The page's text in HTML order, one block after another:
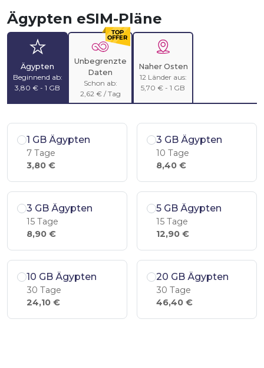
Ägypten eSIM-Pläne
Ägypten
Beginnend ab:
3,80 € - 1 GB
Unbegrenzte
Daten
Schon ab:
2,62 € / Tag
Naher Osten
12 Länder aus:
5,70 € - 1 GB
1 GB Ägypten
7 Tage
3,80 €
3 GB Ägypten
10 Tage
8,40 €
3 GB Ägypten
15 Tage
8,90 €
5 GB Ägypten
15 Tage
12,90 €
10 GB Ägypten
30 Tage
24,10 €
20 GB Ägypten
30 Tage
46,40 €